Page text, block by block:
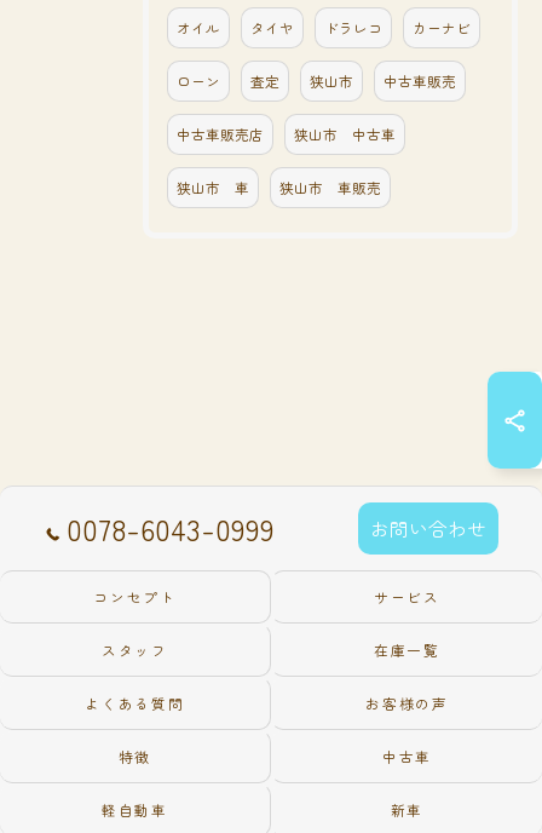
オイル タイヤ ドラレコ カーナビ
ローン 査定 狭山市 中古車販売
中古車販売店 狭山市 中古車
狭山市 車 狭山市 車販売
0078-6043-0999 お問い合わせ
コンセプト サービス
スタッフ 在庫一覧
よくある質問 お客様の声
特徴 中古車
軽自動車 新車